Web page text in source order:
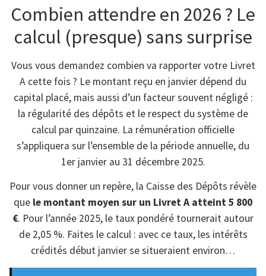
Combien attendre en 2026 ? Le
calcul (presque) sans surprise
Vous vous demandez combien va rapporter votre Livret
A cette fois ? Le montant reçu en janvier dépend du
capital placé, mais aussi d’un facteur souvent négligé :
la régularité des dépôts et le respect du système de
calcul par quinzaine. La rémunération officielle
s’appliquera sur l’ensemble de la période annuelle, du
1er janvier au 31 décembre 2025.
Pour vous donner un repère, la Caisse des Dépôts révèle
que le montant moyen sur un Livret A atteint 5 800
€. Pour l’année 2025, le taux pondéré tournerait autour
de 2,05 %. Faites le calcul : avec ce taux, les intérêts
crédités début janvier se situeraient environ…